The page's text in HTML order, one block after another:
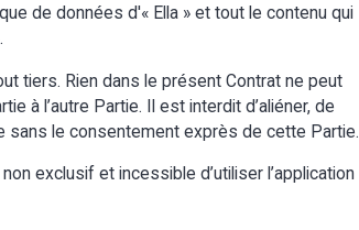
de données d'« Ella » et tout le contenu qui
tiers. Rien dans le présent Contrat ne peut
à l’autre Partie. Il est interdit d’aliéner, de
sans le consentement exprès de cette Partie.
exclusif et incessible d’utiliser l’application